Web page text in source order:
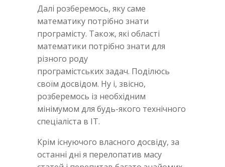
Далі розберемось, яку саме
математику потрібно знати
програмісту. Також, які області
математики потрібно знати для
різного роду
програмістських задач. Поділюсь
своїм досвідом. Ну і, звісно,
розберемось із необхідним
мінімумом для будь-якого технічного
спеціаліста в IT.
Крім існуючого власного досвіду, за
останні дні я перелопатив масу